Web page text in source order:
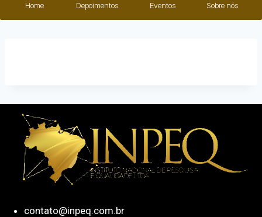
Home Depoimentos Eventos Sobre nós
contato@inpeq.com.br